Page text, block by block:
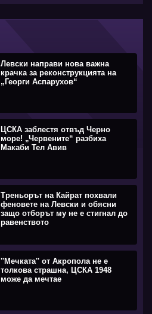
Левски направи нова важна
крачка за реконструкцията на
„Георги Аспарухов“
ЦСКА заблестя отвъд Черно
море! „Червените“ разбиха
Макаби Тел Авив
Треньорът на Кайрат похвали
феновете на Левски и обясни
защо отборът му не е стигнал до
равенството
''Мечката'' от Акропола не е
толкова страшна, ЦСКА 1948
може да мечтае